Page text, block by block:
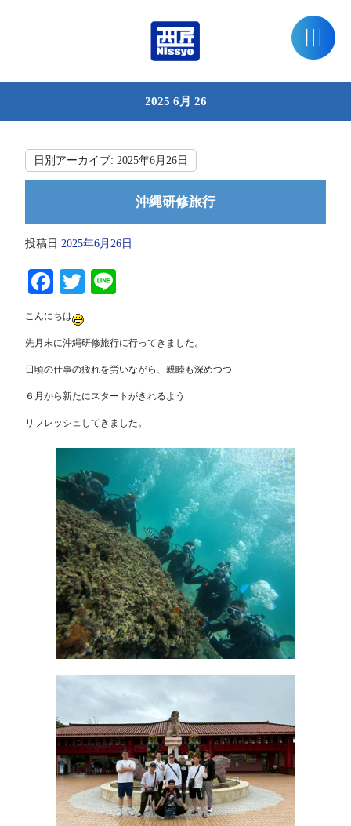
2025 6月 26
日別アーカイブ:2025年6月26日
沖縄研修旅行
投稿日 2025年6月26日
Facebook
Twitter
こんにちは
先月末に沖縄研修旅行に行ってきました。
日頃の仕事の疲れを労いながら、親睦も深めつつ
６月から新たにスタートがきれるよう
リフレッシュしてきました。